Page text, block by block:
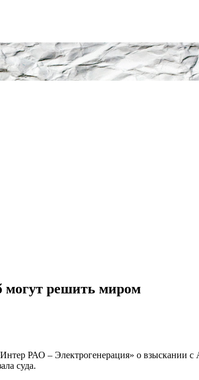
могут решить миром
РАО – Электрогенерация» о взыскании с
суда.